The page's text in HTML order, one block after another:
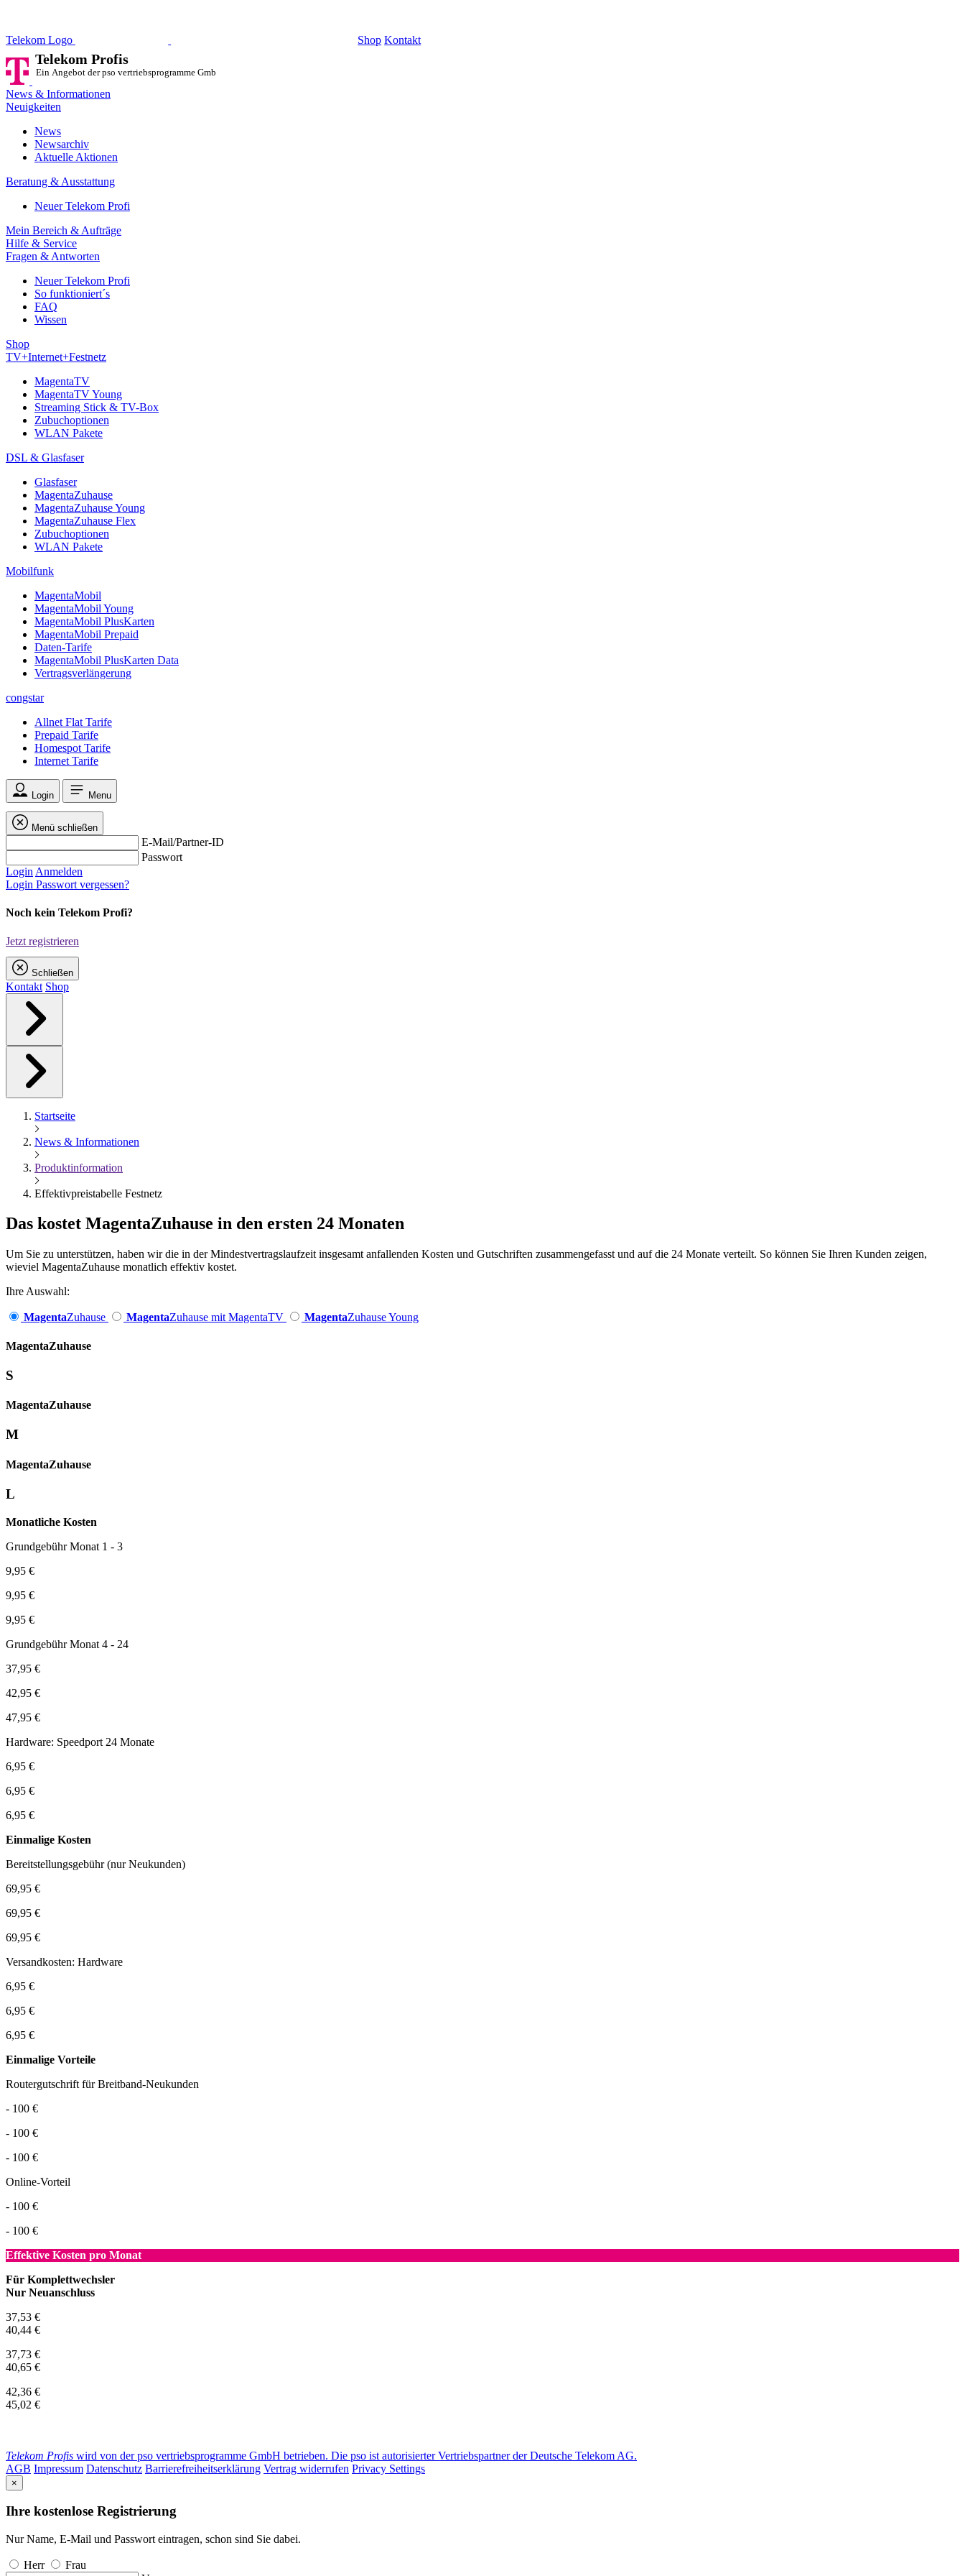
Telekom Logo Shop Kontakt
Telekom Profis
Ein Angebot der pso vertriebsprogramme GmbH
News & Informationen
Neuigkeiten
News
Newsarchiv
Aktuelle Aktionen
Beratung & Ausstattung
Neuer Telekom Profi
Mein Bereich & Aufträge
Hilfe & Service
Fragen & Antworten
Neuer Telekom Profi
So funktioniert´s
FAQ
Wissen
Shop
TV+Internet+Festnetz
MagentaTV
MagentaTV Young
Streaming Stick & TV-Box
Zubuchoptionen
WLAN Pakete
DSL & Glasfaser
Glasfaser
MagentaZuhause
MagentaZuhause Young
MagentaZuhause Flex
Zubuchoptionen
WLAN Pakete
Mobilfunk
MagentaMobil
MagentaMobil Young
MagentaMobil PlusKarten
MagentaMobil Prepaid
Daten-Tarife
MagentaMobil PlusKarten Data
Vertragsverlängerung
congstar
Allnet Flat Tarife
Prepaid Tarife
Homespot Tarife
Internet Tarife
Login Menu
Menü schließen
E-Mail/Partner-ID
Passwort
Login Anmelden
Login Passwort vergessen?
Noch kein Telekom Profi?
Jetzt registrieren
Schließen
Kontakt Shop
Startseite
News & Informationen
Produktinformation
Effektivpreistabelle Festnetz
Das kostet MagentaZuhause in den ersten 24 Monaten
Um Sie zu unterstützen, haben wir die in der Mindestvertragslaufzeit insgesamt anfallenden Kosten und Gutschriften zusammengefasst und auf die 24 Monate verteilt. So können Sie Ihren Kunden zeigen,
wieviel MagentaZuhause monatlich effektiv kostet.
Ihre Auswahl:
MagentaZuhause MagentaZuhause mit MagentaTV MagentaZuhause Young
Magenta­Zuhause
S
Magenta­Zuhause
M
Magenta­Zuhause
L
Monatliche Kosten
Grundgebühr Monat 1 - 3
9,95 €
9,95 €
9,95 €
Grundgebühr Monat 4 - 24
37,95 €
42,95 €
47,95 €
Hardware: Speedport 24 Monate
6,95 €
6,95 €
6,95 €
Einmalige Kosten
Bereitstellungsgebühr (nur Neukunden)
69,95 €
69,95 €
69,95 €
Versandkosten: Hardware
6,95 €
6,95 €
6,95 €
Einmalige Vorteile
Routergutschrift für Breitband-Neukunden
- 100 €
- 100 €
- 100 €
Online-Vorteil
- 100 €
- 100 €
Effektive Kosten pro Monat
Für Komplettwechsler
Nur Neuanschluss
37,53 €
40,44 €
37,73 €
40,65 €
42,36 €
45,02 €
Telekom Profis wird von der pso vertriebsprogramme GmbH betrieben. Die pso ist autorisierter Vertriebspartner der Deutsche Telekom AG.
AGB Impressum Datenschutz Barrierefreiheitserklärung Vertrag widerrufen Privacy Settings
×
Ihre kostenlose Registrierung
Nur Name, E-Mail und Passwort eintragen, schon sind Sie dabei.
Herr
Frau